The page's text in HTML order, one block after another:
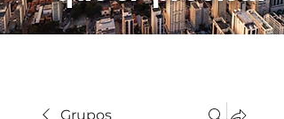
Grupos